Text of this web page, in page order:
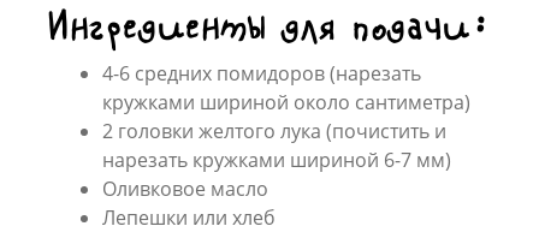
Ингредиенты для подачи:
4-6 средних помидоров (нарезать
кружками шириной около сантиметра)
2 головки желтого лука (почистить и
нарезать кружками шириной 6-7 мм)
Оливковое масло
Лепешки или хлеб